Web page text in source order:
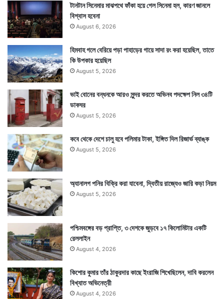
টানটান সিনেমার মাঝপথে ফাঁকা হয়ে গেল সিনেমা হল, কারণ জানলে
বিশ্বাস হবেনা
August 6, 2026
হিমবাহ গলে বেরিয়ে পড়া পাহাড়ের গায়ে সাদা রং করা হয়েছিল, তাতে
কি উপকার হয়েছিল
August 5, 2026
ভাই বোনের বন্ধনকে আরও সুন্দর করতে অভিনব পদক্ষেপ নিল ৩৪টি
ডাকঘর
August 5, 2026
কবে থেকে দেশে চালু হবে পলিমার টাকা, ইঙ্গিত দিল রিজার্ভ ব্যাঙ্ক
August 5, 2026
অ্যানালগ পনির বিক্রি করা যাবেনা, দ্বিতীয় রাজ্যেও জারি কড়া নিয়ম
August 5, 2026
পশ্চিমবঙ্গের বড় প্রাপ্তি, ৩ দেশকে জুড়বে ১৭ কিলোমিটার একটি
রেললাইন
August 4, 2026
কিশোর কুমার তাঁর ঠাকুরদার কাছে ইংরাজি শিখেছিলেন, দাবি করলেন
বিখ্যাত অভিনেত্রী
August 4, 2026